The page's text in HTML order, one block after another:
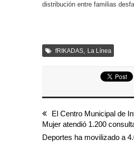
distribución entre familias
fRIKADAS, La Línea
El Centro Municipal de
Mujer atendió 1.200
Deportes ha movilizado a